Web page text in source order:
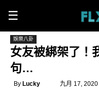
☰
娛樂八卦
女友被綁架了！
句…
By Lucky 九月 17, 2020